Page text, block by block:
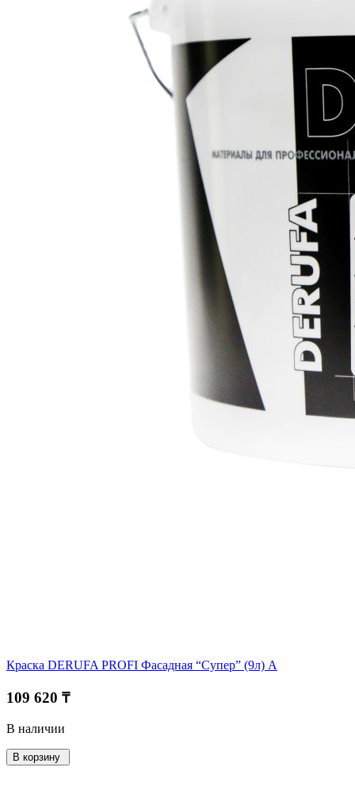
Краска DERUFA PROFI Фасадная “Супер” (9л) A
109 620 ₸
В наличии
В корзину